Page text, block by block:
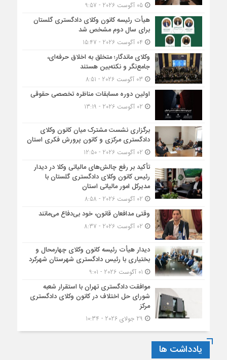
05 آگوست 2026 - 9:57
هیأت ‌رئیسه کانون وکلای دادگستری گلستان
برای سال دوم مشخص شد
وکلای ماندگار؛ متخلق به اخلاق حرفه‌ای،
جامع‌نگر و نکته‌بین هستند
اولین دوره مسابقات مناظره تخصصی حقوقی
برگزاری نشست مشترک میان کانون وکلای
دادگستری مرکزی و کانون پرورش فکری استان
تأکید بر رفع چالش‌های مالیاتی وکلا در دیدار
رئیس کانون وکلای دادگستری گلستان با
مدیرکل امور مالیاتی استان
وقتی مدافعان قانون، خود بی‌دفاع می‌مانند
دیدار هیأت رئیسه کانون وکلای چهارمحال و
بختیاری با رئیس دادگستری شهرستان شهرکرد
موافقت دادگستری تهران با استقرار شعبه
شورای حل اختلاف در کانون وکلای دادگستری
مرکز
یادداشت ها